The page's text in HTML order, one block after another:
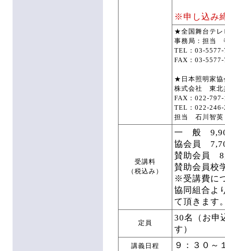
※申し込み
★全国舞台テレ
事務局：担当
TEL：03-
FAX：03-
★日本照明家
株式会社 東北
FAX：022-
TEL：022-
担当 石川智英
受講料
（税込み）
一 般
協会員
賛助会員
賛助会員
※受講費に
協同組合よ
て頂きます
定員
30名（お申
す）
講義日程
９：３０